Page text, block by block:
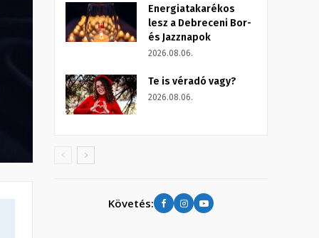
Energiatakarékos
lesz a Debreceni Bor-
és Jazznapok
2026.08.06.
Te is véradó vagy?
2026.08.06.
Követés: